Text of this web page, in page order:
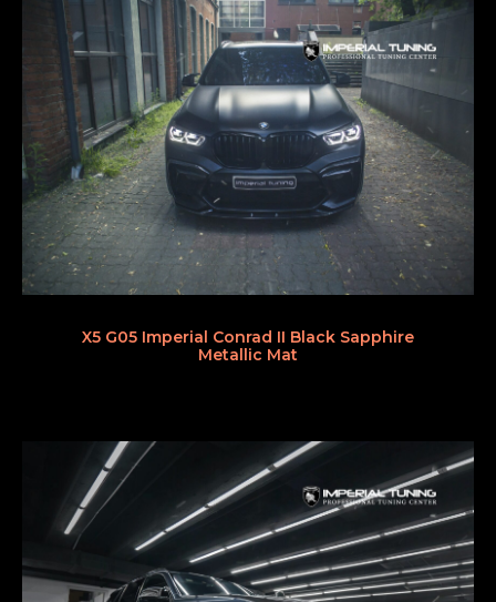
X5 G05 Imperial Conrad II Black Sapphire
Metallic Mat